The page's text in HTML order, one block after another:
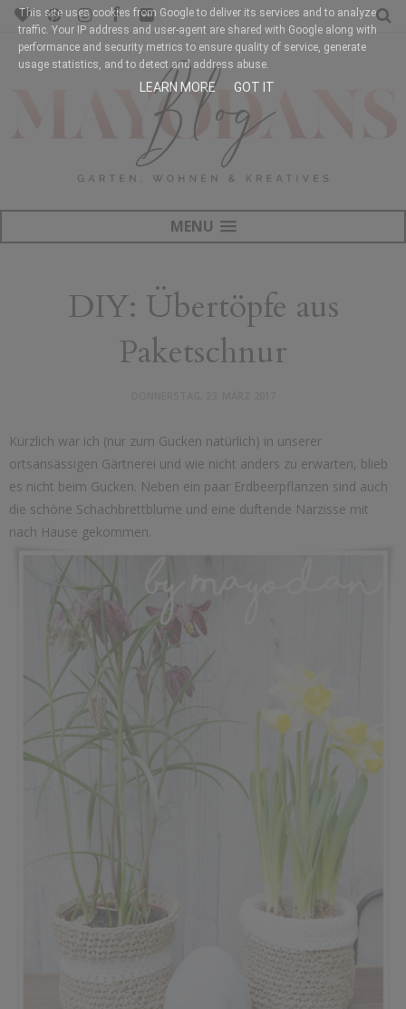
MENU
DIY: Übertöpfe aus
Paketschnur
Kürzlich war ich (nur zum Gucken natürlich) in unserer
ortsansässigen Gärtnerei und wie nicht anders zu erwarten, blieb
es nicht beim Gucken. Neben ein paar Erdbeerpflanzen sind auch
die schöne Schachbrettblume und eine duftende Narzisse mit
nach Hause gekommen.
This site uses cookies from Google to deliver its services and to analyze
traffic. Your IP address and user-agent are shared with Google along with
performance and security metrics to ensure quality of service, generate
usage statistics, and to detect and address abuse.
LEARN MORE GOT IT